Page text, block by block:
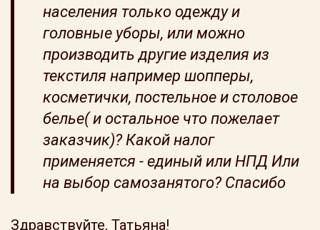
населения только одежду и
головные уборы, или можно
производить другие изделия из
текстиля например шопперы,
косметички, постельное и столовое
белье( и остальное что пожелает
заказчик)? Какой налог
применяется - единый или НПД Или
на выбор самозанятого? Спасибо
Здравствуйте, Татьяна!